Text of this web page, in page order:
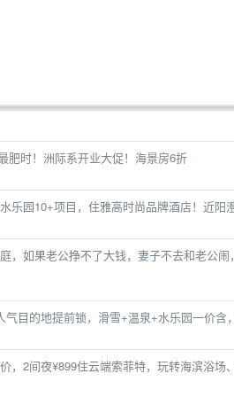
肥时！洲际系开业大促！海景房6折
乐园10+项目，住雅高时尚品牌酒店！近阳
，如果老公挣不了大钱，妻子不去和老公
目的地提前锁，滑雪+温泉+水乐园一价含
，2间夜¥899住云端索菲特，玩转海滨浴场